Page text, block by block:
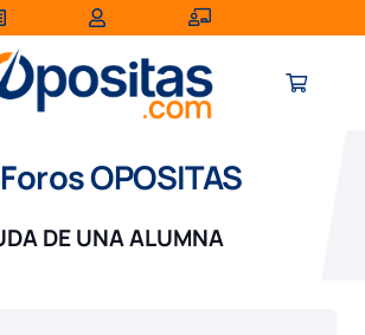
Foros OPOSITAS
DE UNA ALUMNA